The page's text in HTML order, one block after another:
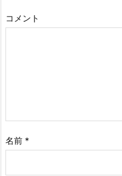
コメント
名前 *